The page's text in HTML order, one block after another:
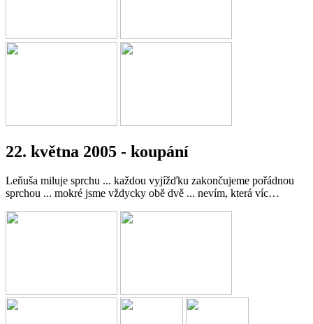
22. května 2005 - koupání
Leňuša miluje sprchu ... každou vyjížďku zakončujeme pořádnou
sprchou ... mokré jsme vždycky obě dvě ... nevím, která víc…